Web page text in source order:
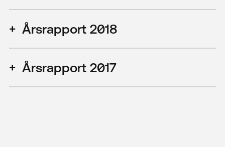
Årsrapport 2018
Årsrapport 2017